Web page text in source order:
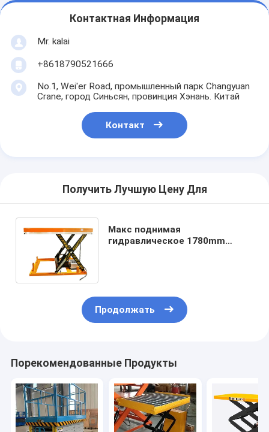
Контактная Информация
Mr. kalai
+8618790521666
No.1, Wei'er Road, промышленный парк Changyuan
Crane, город Синьсян, провинция Хэнань. Китай
Контакт
Получить Лучшую Цену Для
Макс поднимая
гидравлическое 1780mm
Продолжать
Порекомендованные Продукты